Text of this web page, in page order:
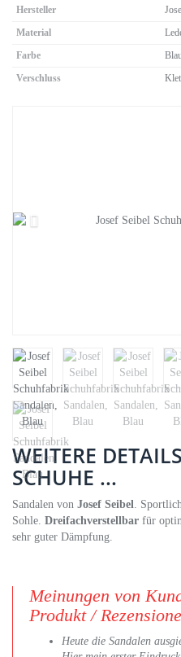
Hersteller
Material
Farbe
Verschluss
WEITERE
SCHUHE ...
Sandalen von Josef Seibel.
Sohle. Dreifachverstellbar für
sehr guter Dämpfung.
Meinungen von
Produkt /
Heute die Sandalen